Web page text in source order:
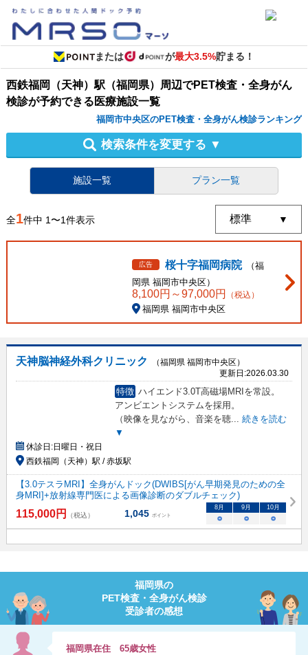
または が最大3.5%貯まる！
西鉄福岡（天神）駅（福岡県）周辺でPET検査・全身がん
検診が予約できる医療施設一覧
福岡市中央区のPET検査・全身がん検診ランキング
検索条件を変更する ▼
施設一覧 プラン一覧
全1件中 1〜1件表示
広告 桜十字福岡病院 （福
岡県 福岡市中央区）
8,100円～97,000円 （税込）
福岡県 福岡市中央区
天神脳神経外科クリニック
（福岡県 福岡市中央区）
更新日:2026.03.30
特徴 ハイエンド3.0T高磁場MRIを常設。
アンビエントシステムを採用。
（映像を見ながら、音楽を聴... 続きを読む
▼
休診日:日曜日・祝日
西鉄福岡（天神）駅 / 赤坂駅
【3.0テスラMRI】全身がんドック(DWIBS[がん早期発見のための全
身MRI]+放射線専門医による画像診断のダブルチェック)
115,000円 （税込） 1,045 ポイント
8月 9月 10月
○ ○ ○
福岡県の
PET検査・全身がん検診
受診者の感想
福岡県在住65歳女性